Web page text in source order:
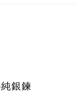
銀鍊